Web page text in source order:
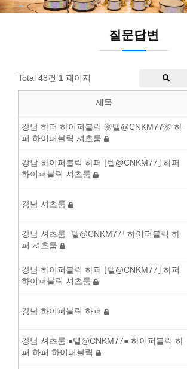
질문답변
Total 48건 1 페이지
제목
강남 하퍼 하이퍼블릭 ❀텔@CNKM77❀ 하
퍼 하이퍼블릭 셔츠룸
강남 하이퍼블릭 하퍼 ⌊텔@CNKM77⌋ 하퍼
하이퍼블릭 셔츠룸
강남 셔츠룸
강남 셔츠룸 ⸢텔@CNKM77⸣ 하이퍼블릭 하
퍼 셔츠룸
강남 하이퍼블릭 하퍼 ⌊텔@CNKM77⌋ 하퍼
하이퍼블릭 셔츠룸
강남 하이퍼블릭 하퍼
강남 셔츠룸 ●텔@CNKM77● 하이퍼블릭 하
퍼 하퍼 하이퍼블릭